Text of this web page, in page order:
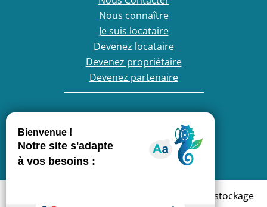
Nous connaître
Je suis locataire
Devenez locataire
Devenez propriétaire
Devenez partenaire
France Loire, entreprise engagée :
En cliquant sur « Accepter », vous acceptez le stockage